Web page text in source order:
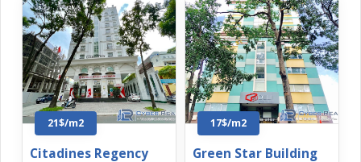
21$/m2
Citadines Regency
17$/m2
Green Star Building